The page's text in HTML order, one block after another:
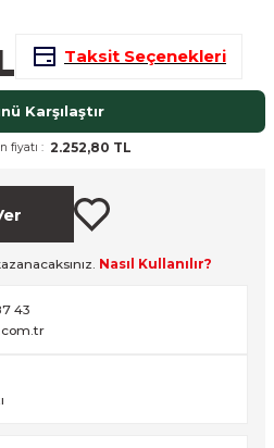
Taksit Seçenekleri
Karşılaştır
fiyatı : 2.252,80 TL
Nasıl Kullanılır?
43